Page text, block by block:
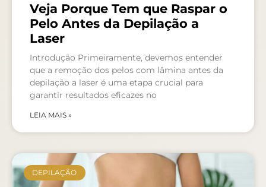
Veja Porque Tem que Raspar o
Pelo Antes da Depilação a
Laser
Introdução Primeiramente, devemos entender
que a remoção dos pelos com lâmina antes da
depilação a laser é uma etapa crucial para
garantir resultados eficazes no
LEIA MAIS »
DEPILAÇÃO